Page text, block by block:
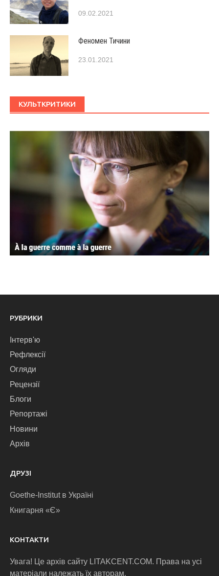
09.02.2021
Феномен Тичини
23.01.2021
КУЛЬТКРИТИКИ
РУБРИКИ
Інтерв'ю
Рефлексії
Огляди
Рецензії
Блоги
Репортажі
Новини
Архів
ДРУЗІ
Goethe-Institut в Україні
Книгарня «Є»
КОНТАКТИ
Увага! Це архів сайту LITAKCENT.COM. Права на усі
матеріали належать їх авторам.